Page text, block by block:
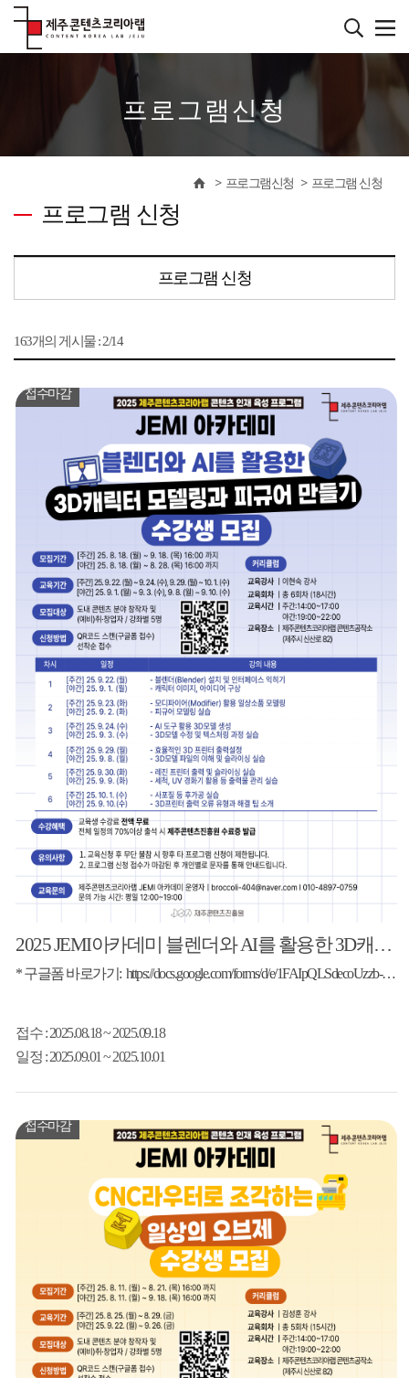
본
문
프로그램신청
프로그램 신청
프로그램신청 프로그램 신청
프로그램 신청
163개의 게시물 : 2/14
접수마감
2025 JEMI아카데미 블렌더와 AI를 활용한 3D캐릭터 모델링과 피규어 만들기
* 구글폼 바로가기: https://docs.google.com/forms/d/e/1FAIpQLSdecoUzzb-9QI0FAUqJnyz1nKJpfgMDa1-KP68q9ObfE51iSA/viewform
접수: 2025.08.18 ~ 2025.09.18
일정 : 2025.09.01 ~ 2025.10.01
접수마감